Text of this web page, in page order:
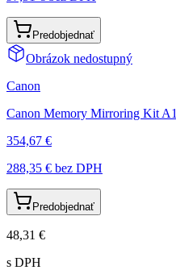
Predobjednať
Obrázok nedostupný
Canon
Canon Memory Mirroring Kit A1
354,67 €
288,35 € bez DPH
Predobjednať
48,31 €
s DPH